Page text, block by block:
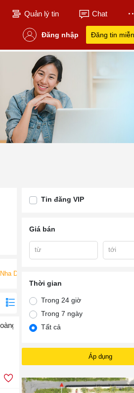
Quản lý tin Chat
Đăng nhập Đăng tin
Nha Dat Tam Phuoc
Tin đăng VIP
Giá bán
từ tới
Thời gian
Trong 24 giờ
Trong 7 ngày
Tất cả
Áp dụng